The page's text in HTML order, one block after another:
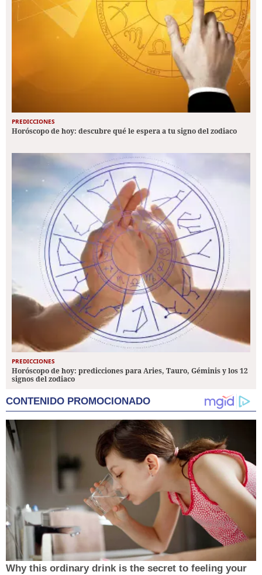
PREDICCIONES
Horóscopo de hoy: descubre qué le espera a tu signo del zodiaco
PREDICCIONES
Horóscopo de hoy: predicciones para Aries, Tauro, Géminis y los 12
signos del zodiaco
CONTENIDO PROMOCIONADO
Why this ordinary drink is the secret to feeling your